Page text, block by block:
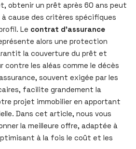
obtenir un prêt après 60 ans peut
cause des critères spécifiques
Le contrat d’assurance
alors une protection
la couverture du prêt et
contre les aléas comme le décès
souvent exigée par les
facilite grandement la
projet immobilier en apportant
Dans cet article, nous vous
la meilleure offre, adaptée à
à la fois le coût et les